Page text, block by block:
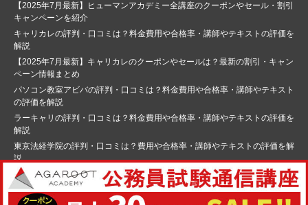
【2025年7月最新】ヒューマンアカデミー全講座のクーポンやセール・割引
キャンペーンを紹介
キャリカレの評判・口コミは？料金費用や合格率・講師やテキストの評価を
解説
【2025年7月最新】キャリカレのクーポンやセールは？最新の割引・キャン
ペーン情報まとめ
パソコン教室アビバの評判・口コミは？料金費用や合格率・講師やテキスト
の評価を解説
ラーキャリの評判・口コミは？料金費用や合格率・講師やテキストの評価を
解説
東京法経学院の評判・口コミは？費用や合格率・講師やテキストの評価を解
説
© Copyright 2022難易度や勉強法の情報サイト｜資格広場. All rights